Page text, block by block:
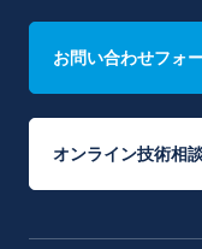
お問い合わせフォ
オンライン技術相